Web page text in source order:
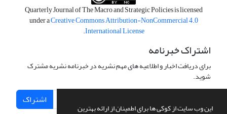
این وب سایت از کوکی ها برای اطمینان از ارائه بهترین
Quarterly Journal of The Macro and Strategic Policies is licensed
under aCreative Commons Attribution-NonCommercial 4.0
International License
.
اشتراک خبرنامه
برای دریافت اخبار و اطلاعیه های مهم نشریه در خبرنامه نشریه مشترک
شوید.
اشتراک